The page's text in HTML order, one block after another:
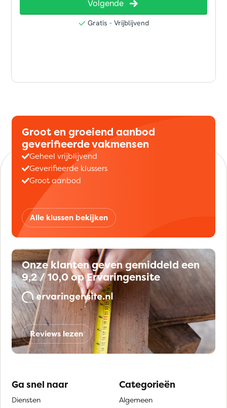
Groot en groeiend aanbod
geverifieerde vakmensen
Geheel vrijblijvend
Geverifieerde klussers
Groot aanbod
Alle klussen bekijken
Onze klanten geven gemiddeld een
9,2 / 10,0 op Ervaringensite
Reviews lezen
Ga snel naar
Diensten
Categorieën
Algemeen